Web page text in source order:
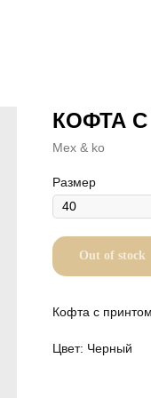
КОФТА
Mex & ko
Размер
Out of stock
Кофта с
Цвет: Черный